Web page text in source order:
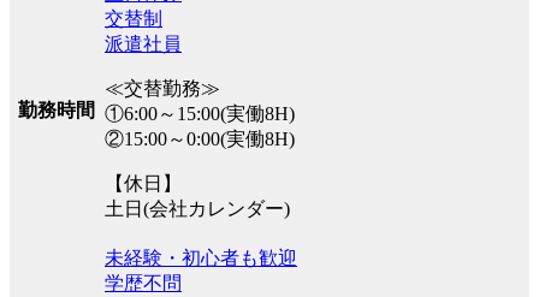
勤務時間
交替制
派遣社員
≪交替勤務≫
①6:00～15:00(実働8H)
②15:00～0:00(実働8H)
【休日】
土日(会社カレンダー)
未経験・初心者も歓迎
学歴不問